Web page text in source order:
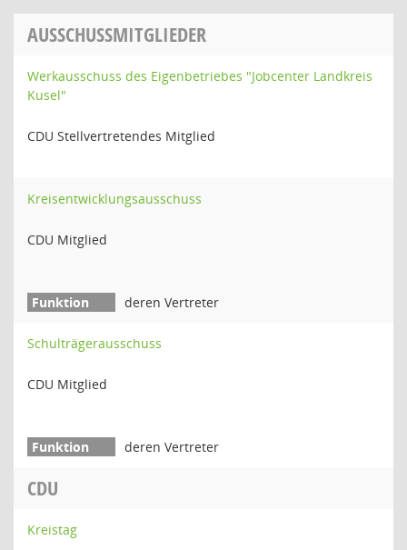
AUSSCHUSSMITGLIEDER
Werkausschuss des Eigenbetriebes "Jobcenter Landkreis
Kusel"
CDU Stellvertretendes Mitglied
Kreisentwicklungsausschuss
CDU Mitglied
deren Vertreter
Schulträgerausschuss
CDU Mitglied
deren Vertreter
CDU
Kreistag